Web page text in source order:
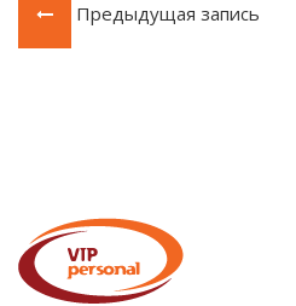
Предыдущая запись